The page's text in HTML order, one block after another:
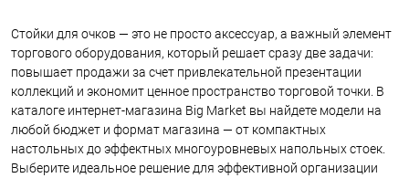
Стойки для очков — это не просто аксессуар, а важный элемент
торгового оборудования, который решает сразу две задачи:
повышает продажи за счет привлекательной презентации
коллекций и экономит ценное пространство торговой точки. В
каталоге интернет-магазина Big Market вы найдете модели на
любой бюджет и формат магазина — от компактных
настольных до эффектных многоуровневых напольных стоек.
Выберите идеальное решение для эффективной организации